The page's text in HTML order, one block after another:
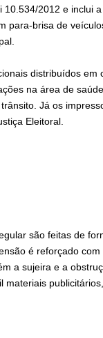
2012 e inclui
para-brisa de
distribuídos
na área de
Já os
Eleitoral.
são feitas de
é reforçado
a sujeira e a